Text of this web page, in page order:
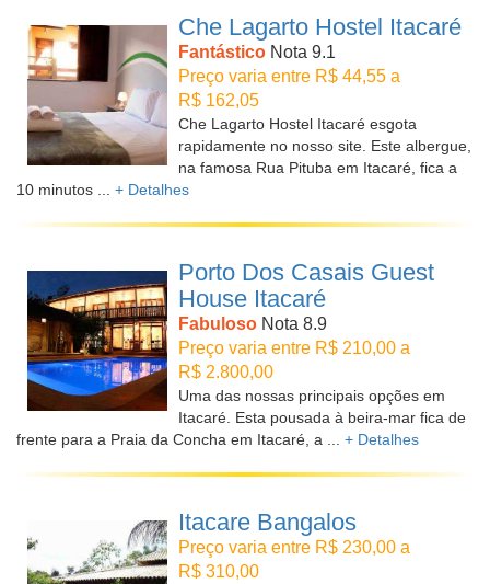
Che Lagarto Hostel Itacaré
Fantástico Nota 9.1
Preço varia entre R$ 44,55 a
R$ 162,05
Che Lagarto Hostel Itacaré esgota
rapidamente no nosso site. Este albergue,
na famosa Rua Pituba em Itacaré, fica a
10 minutos ... + Detalhes
Porto Dos Casais Guest
House Itacaré
Fabuloso Nota 8.9
Preço varia entre R$ 210,00 a
R$ 2.800,00
Uma das nossas principais opções em
Itacaré. Esta pousada à beira-mar fica de
frente para a Praia da Concha em Itacaré, a ... + Detalhes
Itacare Bangalos
Preço varia entre R$ 230,00 a
R$ 310,00